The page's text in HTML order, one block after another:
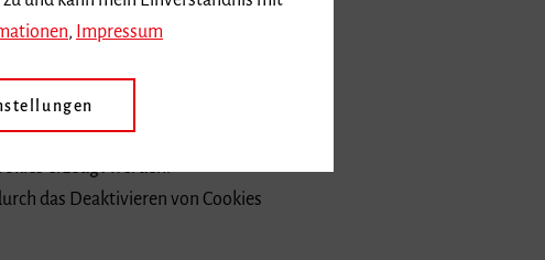
erzeugt werden.
das Deaktivieren von Cookies
, Impressum